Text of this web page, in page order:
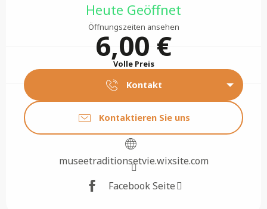
Heute Geöffnet
Öffnungszeiten ansehen
6,00 €
Volle Preis
Kontakt
Kontaktieren Sie uns
museetraditionsetvie.wixsite.com
Facebook Seite